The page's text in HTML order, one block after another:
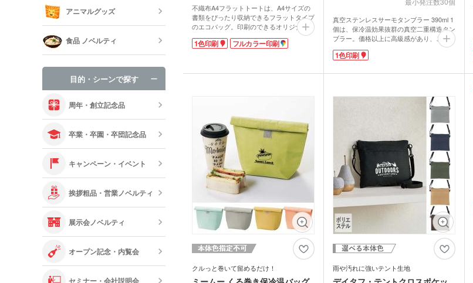
不織布A4フラットトートは、A4サイズの
書類をぴったり収納できるフラットタイプ
のエコバッグ。印刷のできるオリジナルバ
ッグが、激安価格で制作できます。軽くて
丈夫な不織布素材なので、イベントや展示
不織布A4フラットトートバッグは広範囲
のイメージカラーに合わせて、カラフルな
13色からお好きなカラーを選んでくださ
いね。
1色印刷 フルカラー印刷
真空ステンレスサーモタンブラー 390ml 1
個は、保冷温効果抜群の真空二重構造タン
ブラー。価格以上に高級感があり、ご成約
記念品などのノベルティに大人気です。手
に馴染む安定感ある丸みをおびたフォル
もすんなり入ります。冷たい缶ビール1本
ネイビー・ブラック・モカブラウン4色か
1色印刷
クルっと巻いて留めるだけ！ 雨や汚れに強いテント生地
オリジナルブランケット ノベルティブランケット
アニマルグッズ
食品 ノベルティ
目的・シーンで探す
周年・創立記念品
卒業・卒園・卒団記念品
キャンペーン・イベント
挨拶粗品・営業ノベルティ
展示会ノベルティ
オープン記念・内覧会
セミナー・会社説明会